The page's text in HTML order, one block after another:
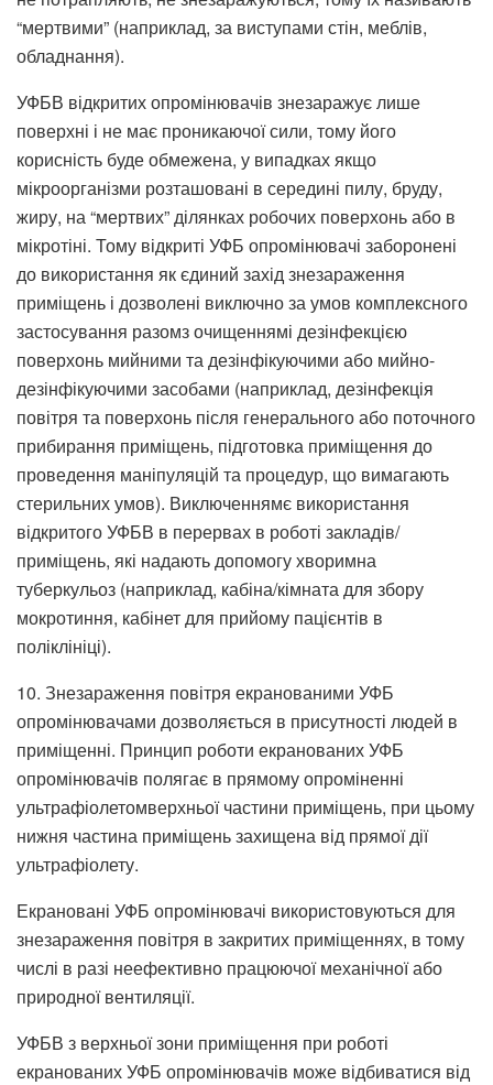
“мертвими” (наприклад, за виступами стін, меблів,
обладнання).
УФБВ відкритих опромінювачів знезаражує лише
поверхні і не має проникаючої сили, тому його
корисність буде обмежена, у випадках якщо
мікроорганізми розташовані в середині пилу, бруду,
жиру, на “мертвих” ділянках робочих поверхонь або в
мікротіні. Тому відкриті УФБ опромінювачі заборонені
до використання як єдиний захід знезараження
приміщень і дозволені виключно за умов комплексного
застосування разомз очищеннямі дезінфекцією
поверхонь мийними та дезінфікуючими або мийно-
дезінфікуючими засобами (наприклад, дезінфекція
повітря та поверхонь після генерального або поточного
прибирання приміщень, підготовка приміщення до
проведення маніпуляцій та процедур, що вимагають
стерильних умов). Виключеннямє використання
відкритого УФБВ в перервах в роботі закладів/
приміщень, які надають допомогу хворимна
туберкульоз (наприклад, кабіна/кімната для збору
мокротиння, кабінет для прийому пацієнтів в
поліклініці).
10. Знезараження повітря екранованими УФБ
опромінювачами дозволяється в присутності людей в
приміщенні. Принцип роботи екранованих УФБ
опромінювачів полягає в прямому опроміненні
ультрафіолетомверхньої частини приміщень, при цьому
нижня частина приміщень захищена від прямої дії
ультрафіолету.
Екрановані УФБ опромінювачі використовуються для
знезараження повітря в закритих приміщеннях, в тому
числі в разі неефективно працюючої механічної або
природної вентиляції.
УФБВ з верхньої зони приміщення при роботі
екранованих УФБ опромінювачів може відбиватися від